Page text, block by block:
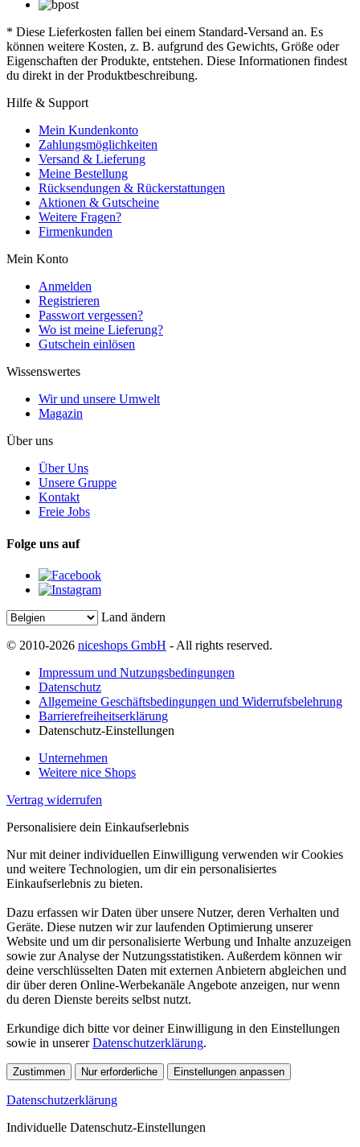
* Diese Lieferkosten fallen bei einem Standard-Versand an. Es
können weitere Kosten, z. B. aufgrund des Gewichts, Größe oder
Eigenschaften der Produkte, entstehen. Diese Informationen findest
du direkt in der Produktbeschreibung.
Hilfe & Support
Mein Kundenkonto
Zahlungsmöglichkeiten
Versand & Lieferung
Meine Bestellung
Rücksendungen & Rückerstattungen
Aktionen & Gutscheine
Weitere Fragen?
Firmenkunden
Mein Konto
Anmelden
Registrieren
Passwort vergessen?
Wo ist meine Lieferung?
Gutschein einlösen
Wissenswertes
Wir und unsere Umwelt
Magazin
Über uns
Über Uns
Unsere Gruppe
Kontakt
Freie Jobs
Folge uns auf
Land ändern
© 2010-2026 niceshops GmbH - All rights reserved.
Impressum und Nutzungsbedingungen
Datenschutz
Allgemeine Geschäftsbedingungen und Widerrufsbelehrung
Barrierefreiheitserklärung
Datenschutz-Einstellungen
Unternehmen
Weitere nice Shops
Vertrag widerrufen
Personalisiere dein Einkaufserlebnis
Nur mit deiner individuellen Einwilligung verwenden wir Cookies
und weitere Technologien, um dir ein personalisiertes
Einkaufserlebnis zu bieten.
Dazu erfassen wir Daten über unsere Nutzer, deren Verhalten und
Geräte. Diese nutzen wir zur laufenden Optimierung unserer
Website und um dir personalisierte Werbung und Inhalte anzuzeigen
sowie zur Analyse der Nutzungsstatistiken. Außerdem können wir
deine verschlüsselten Daten mit externen Anbietern abgleichen und
dir über deren Online-Werbekanäle Angebote anzeigen, nur wenn
du deren Dienste bereits selbst nutzt.
Erkundige dich bitte vor deiner Einwilligung in den Einstellungen
sowie in unsererDatenschutzerklärung.
Zustimmen Nur erforderliche Einstellungen anpassen
Datenschutzerklärung
Individuelle Datenschutz-Einstellungen